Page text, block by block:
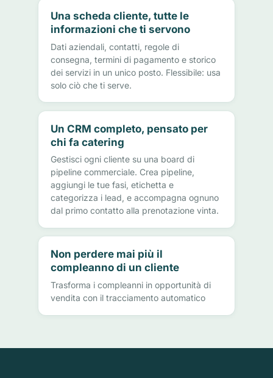
Una scheda cliente, tutte le
informazioni che ti servono
Dati aziendali, contatti, regole di
consegna, termini di pagamento e storico
dei servizi in un unico posto. Flessibile: usa
solo ciò che ti serve.
Un CRM completo, pensato per
chi fa catering
Gestisci ogni cliente su una board di
pipeline commerciale. Crea pipeline,
aggiungi le tue fasi, etichetta e
categorizza i lead, e accompagna ognuno
dal primo contatto alla prenotazione vinta.
Non perdere mai più il
compleanno di un cliente
Trasforma i compleanni in opportunità di
vendita con il tracciamento automatico